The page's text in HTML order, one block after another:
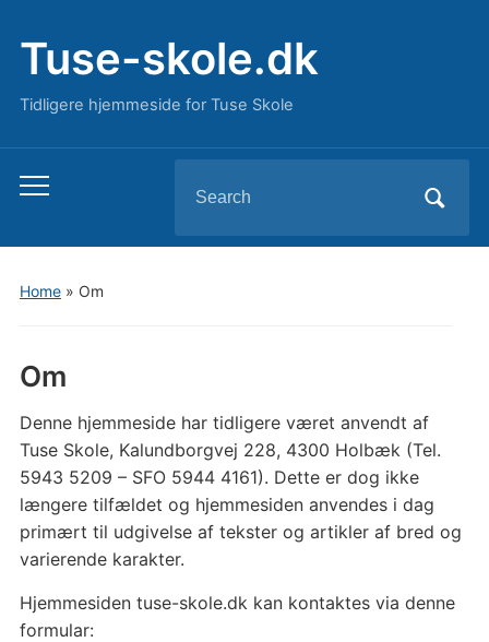
Tuse-skole.dk
Tidligere hjemmeside for Tuse Skole
Toggle
menu
for:
Home» Om
Om
Denne hjemmeside har tidligere været anvendt af
Tuse Skole, Kalundborgvej 228, 4300 Holbæk (Tel.
5943 5209 – SFO 5944 4161). Dette er dog ikke
længere tilfældet og hjemmesiden anvendes i dag
primært til udgivelse af tekster og artikler af bred og
varierende karakter.
Hjemmesiden tuse-skole.dk kan kontaktes via denne
formular: